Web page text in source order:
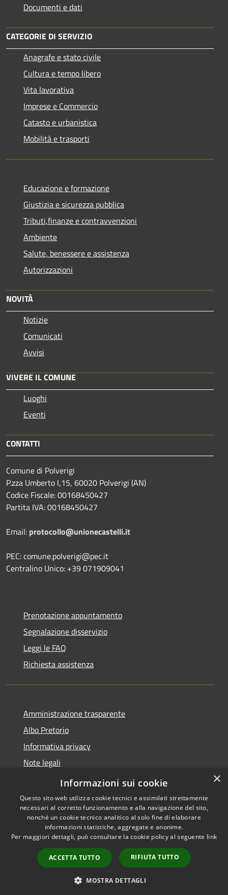
Documenti e dati
CATEGORIE DI SERVIZIO
Anagrafe e stato civile
Cultura e tempo libero
Vita lavorativa
Imprese e Commercio
Catasto e urbanistica
Mobilità e trasporti
Educazione e formazione
Giustizia e sicurezza pubblica
Tributi,finanze e contravvenzioni
Ambiente
Salute, benessere e assistenza
Autorizzazioni
NOVITÀ
Notizie
Comunicati
Avvisi
VIVERE IL COMUNE
Luoghi
Eventi
CONTATTI
Comune di Polverigi
P.zza Umberto I,15, 60020 Polverigi (AN)
Codice Fiscale: 00168450427
Partita IVA: 00168450427
Email: protocollo@unionecastelli.it
PEC: comune.polverigi@pec.it
Centralino Unico: +39 071909041
Prenotazione appuntamento
Segnalazione disservizio
Leggi le FAQ
Richiesta assistenza
Amministrazione trasparente
Albo Pretorio
Informativa privacy
Note legali
Dichiarazione di accessibilità
Accessibilità
Copyright © 2026 • Comune di
Polverigi • Powered by
Municipium•
Accesso
redazione
×
Informazioni sui cookie
Questo sito web utilizza cookie tecnici e assimilati strettamente
necessari al corretto funzionamento e alla navigazione del sito,
nonché un cookie tecnico analitico al solo fine di elaborare
informazioni statistiche, aggregate e anonime.
Per maggiori dettagli, può consultare la cookie policy al seguente link
ACCETTA TUTTO RIFIUTA TUTTO
MOSTRA DETTAGLI